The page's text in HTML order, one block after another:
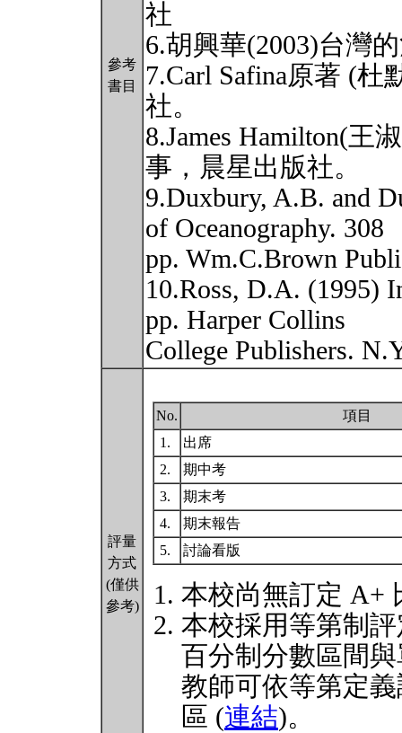
參考
書目
社
6.胡興華(2003)台灣
7.Carl Safina原著 (
社。
8.James Hamilton(王
事，晨星出版社。
9.Duxbury, A.B. and
of Oceanography. 308
pp. Wm.C.Brown
10.Ross, D.A. (1995)
pp. Harper Collins
College Publishers.
評量
方式
(僅供
參考)
No.
項目
1.
出席
2.
期中考
3.
期末考
4.
期末報告
5.
討論看版
本校尚無訂定 A+
本校採用等第制
百分制分數區間
教師可依等第定
區 (連結)。